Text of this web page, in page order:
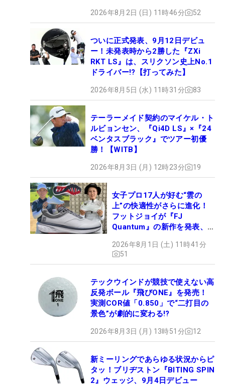
2026年8月2日 (日) 11時46分 52
ついに正式発表、9月12日デビュ
ー！未発表時から2勝した『ZXi
RKT LS』は、スリクソン史上No.1
ドライバー!?【打ってみた】
2026年8月5日 (水) 11時31分 83
テーラーメイド契約のマイケル・ト
ルビョンセン、『Qi4D LS』×『24
ベンタスブラック』でツアー初優
勝！【WITB】
2026年8月3日 (月) 12時23分 19
女子プロ17人が好む“雲の
上”の快適性がさらに進化！
フットジョイが『FJ
Quantum』の新作を発表、8
2026年8月1日 (土) 11時41分
51
テックウインドが競技で使えない高
反発ボール『飛びONE』を発売！
実測COR値「0.850」で“二打目の
景色”が劇的に変わる!?
2026年8月3日 (月) 13時51分 12
新ミーリングであらゆる状況からピ
タッ！ブリヂストン『BITING SPIN
2』ウェッジ、9月4日デビュー